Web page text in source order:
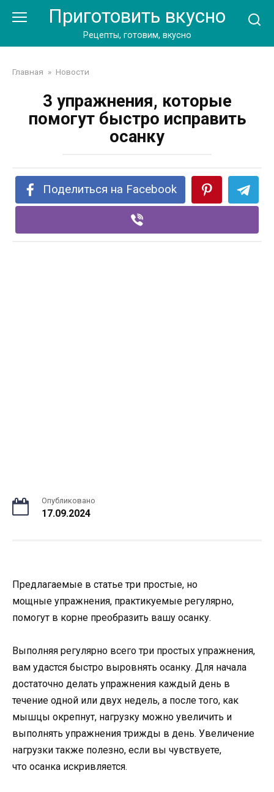
Приготовить вкусно
Рецепты, готовим, вкусно
Главная » Новости
3 упражнения, которые
помогут быстро исправить
осанку
Поделиться на Facebook
Опубликовано
17.09.2024
Предлагаемые в статье три простые, но
мощные упражнения, практикуемые регулярно,
помогут в корне преобразить вашу осанку.
Выполняя регулярно всего три простых упражнения,
вам удастся быстро выровнять осанку. Для начала
достаточно делать упражнения каждый день в
течение одной или двух недель, а после того, как
мышцы окрепнут, нагрузку можно увеличить и
выполнять упражнения трижды в день. Увеличение
нагрузки также полезно, если вы чувствуете,
что осанка искривляется.